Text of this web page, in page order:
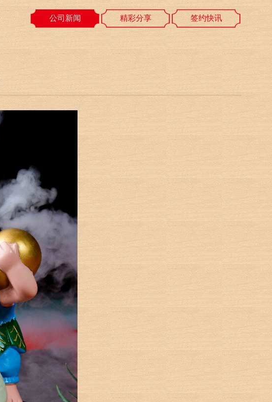
公司新闻 精彩分享 签约快讯